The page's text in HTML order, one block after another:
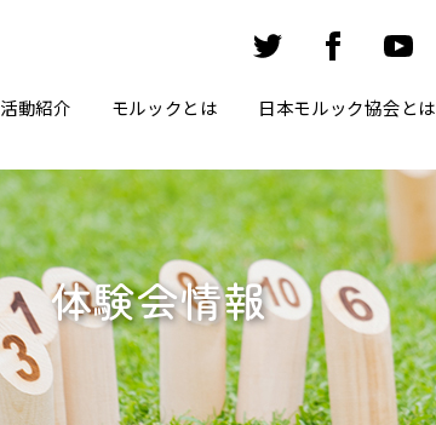
活動紹介 モルックとは 日本モルック協会とは
体験会情報